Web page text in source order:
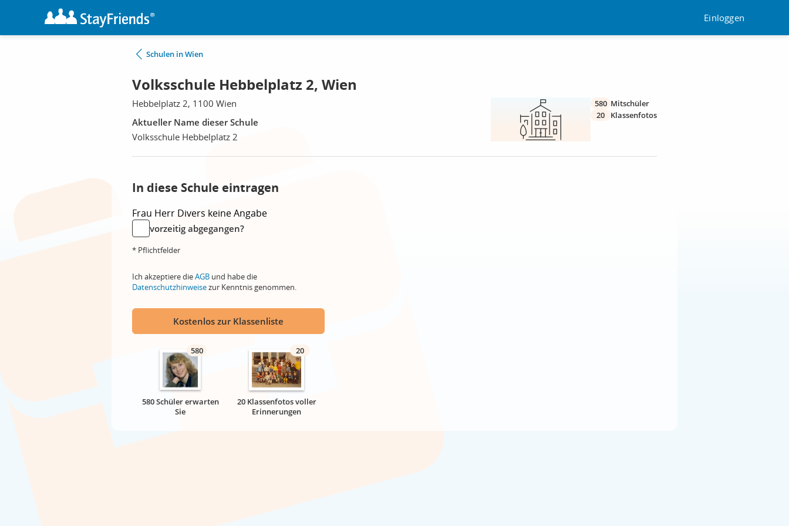
Einloggen
Schulen in Wien
Volksschule Hebbelplatz 2, Wien
Hebbelplatz 2, 1100 Wien
Aktueller Name dieser Schule
Volksschule Hebbelplatz 2
580 Mitschüler
20
Klassenfotos
In diese Schule eintragen
Frau Herr Divers keine Angabe
vorzeitig abgegangen?
* Pflichtfelder
Ich akzeptiere dieAGB und habe die
Datenschutzhinweisezur Kenntnis genommen.
Kostenlos zur Klassenliste
580
580 Schüler erwarten
Sie
20
20 Klassenfotos voller
Erinnerungen